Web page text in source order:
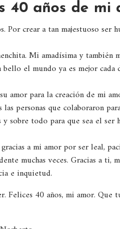
40 años de mi
Por crear a tan majestuoso ser
Mi amadísima y también
el mundo ya es mejor
amor para la creación de mi
las personas que colaboraron
y sobre todo para que sea el
a mi amor por ser leal,
muchas veces. Gracias a
e inquietud.
Felices 40 años, mi amor. Que